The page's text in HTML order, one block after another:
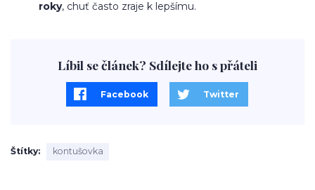
roky, chuť často zraje k lepšímu.
Líbil se článek? Sdílejte ho s přáteli
Facebook Twitter
Štítky kontušovka